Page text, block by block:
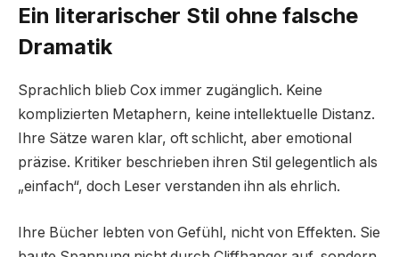
Ein literarischer Stil ohne falsche
Dramatik
Sprachlich blieb Cox immer zugänglich. Keine
komplizierten Metaphern, keine intellektuelle Distanz.
Ihre Sätze waren klar, oft schlicht, aber emotional
präzise. Kritiker beschrieben ihren Stil gelegentlich als
„einfach“, doch Leser verstanden ihn als ehrlich.
Ihre Bücher lebten von Gefühl, nicht von Effekten. Sie